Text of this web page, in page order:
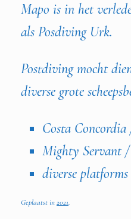
Mapo is in het
als Posdiving Urk.
Postdiving mocht
diverse grote
Costa
Mighty Servant
diverse
Geplaatst in2021.